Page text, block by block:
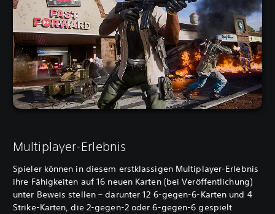
Multiplayer-Erlebnis
Spieler können in diesem erstklassigen Multiplayer-Erlebnis
ihre Fähigkeiten auf 16 neuen Karten (bei Veröffentlichung)
unter Beweis stellen – darunter 12 6-gegen-6-Karten und 4
Strike-Karten, die 2-gegen-2 oder 6-gegen-6 gespielt